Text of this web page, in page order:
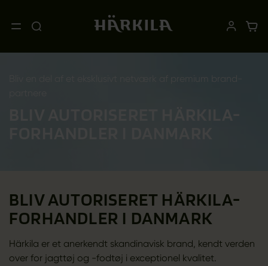
BLIV AUTORISERET HÄRKILA-
FORHANDLER I DANMARK
Härkila er et anerkendt skandinavisk brand, kendt verden
over for jagttøj og -fodtøj i exceptionel kvalitet.